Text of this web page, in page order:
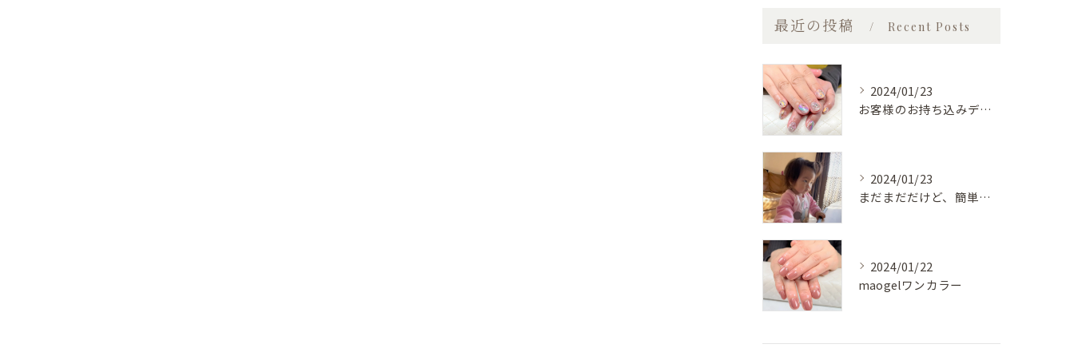
最近の投稿 Recent Posts
2024/01/23
お客様のお持ち込みデザイン
2024/01/23
まだまだだけど、簡単な物は自分で食べられるようになってきた♡
2024/01/22
maogelワンカラー